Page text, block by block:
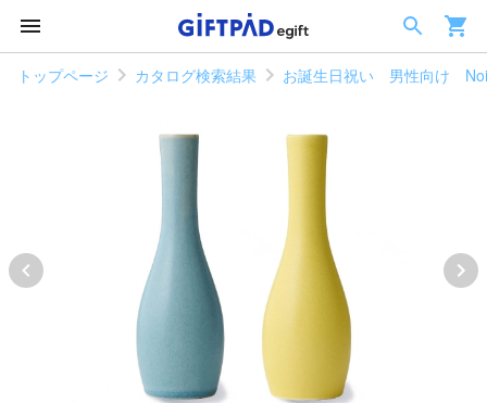
トップページ カタログ検索結果 お誕生日祝い 男性向け